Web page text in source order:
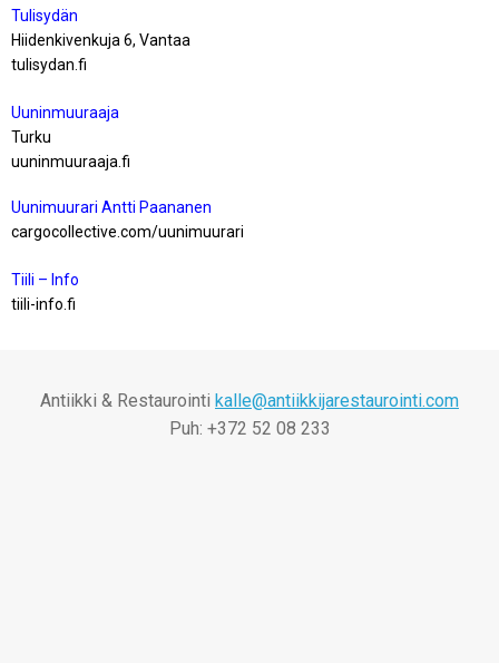
Tulisydän
Hiidenkivenkuja 6, Vantaa
tulisydan.fi
Uuninmuuraaja
Turku
uuninmuuraaja.fi
Uunimuurari Antti Paananen
cargocollective.com/uunimuurari
Tiili – Info
tiili-info.fi
Antiikki & Restaurointi kalle@antiikkijarestaurointi.com
Puh: +372 52 08 233